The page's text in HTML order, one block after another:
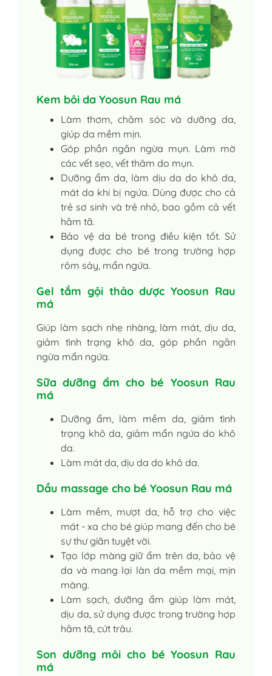
Kem bôi da Yoosun Rau má
Làm thơm, chăm sóc và dưỡng da,
giúp da mềm mịn.
Góp phần ngăn ngừa mụn. Làm mờ
các vết sẹo, vết thâm do mụn.
Dưỡng ẩm da, làm dịu da do khô da,
mát da khi bị ngứa. Dùng được cho cả
trẻ sơ sinh và trẻ nhỏ, bao gồm cả vết
hăm tã.
Bảo vệ da bé trong điều kiện tốt. Sử
dụng được cho bé trong trường hợp
rôm sảy, mẩn ngứa.
Gel tắm gội thảo dược Yoosun Rau
má
Giúp làm sạch nhẹ nhàng, làm mát, dịu da,
giảm tình trạng khô da, góp phần ngăn
ngừa mẩn ngứa.
Sữa dưỡng ẩm cho bé Yoosun Rau
má
Dưỡng ẩm, làm mềm da, giảm tình
trạng khô da, giảm mẩn ngứa do khô
da.
Làm mát da, dịu da do khô da.
Dầu massage cho bé Yoosun Rau má
Làm mềm, mượt da, hỗ trợ cho việc
mát - xa cho bé giúp mang đến cho bé
sự thư giãn tuyệt vời.
Tạo lớp màng giữ ẩm trên da, bảo vệ
da và mang lại làn da mềm mại, mịn
màng.
Làm sạch, dưỡng ẩm giúp làm mát,
dịu da, sử dụng được trong trường hợp
hăm tã, cứt trâu.
Son dưỡng môi cho bé Yoosun Rau
má